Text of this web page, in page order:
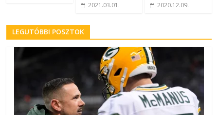
2021.03.01. 2020.12.09.
LEGUTÓBBI POSZTOK